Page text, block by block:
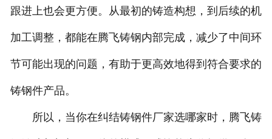
跟进上也会更方便。从最初的铸造构想，到后续的机
加工调整，都能在腾飞铸钢内部完成，减少了中间环
节可能出现的问题，有助于更高效地得到符合要求的
铸钢件产品。
所以，当你在纠结铸钢件厂家选哪家时，腾飞铸